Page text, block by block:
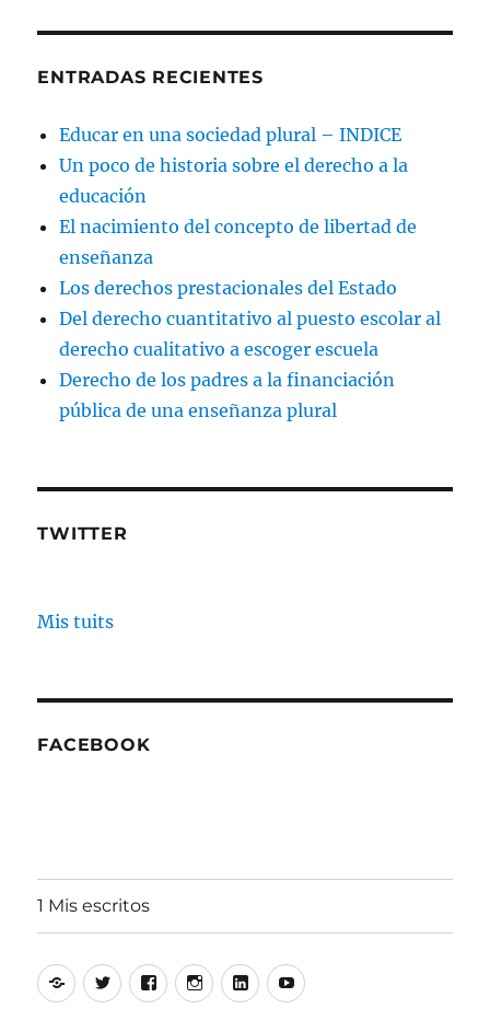
ENTRADAS RECIENTES
Educar en una sociedad plural – INDICE
Un poco de historia sobre el derecho a la
educación
El nacimiento del concepto de libertad de
enseñanza
Los derechos prestacionales del Estado
Del derecho cuantitativo al puesto escolar al
derecho cualitativo a escoger escuela
Derecho de los padres a la financiación
pública de una enseñanza plural
TWITTER
Mis tuits
FACEBOOK
1 Mis escritos
Alfonso
Aguiló
TwitterFacebookInstagram
LinkedinYoutube